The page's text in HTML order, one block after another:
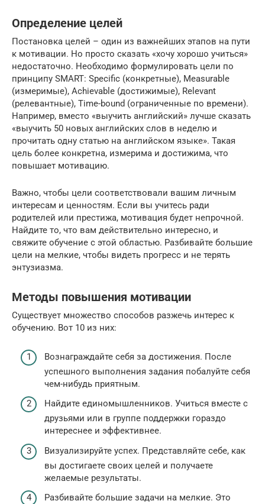
Определение целей
Постановка целей – один из важнейших этапов на пути
к мотивации. Но просто сказать «хочу хорошо учиться»
недостаточно. Необходимо формулировать цели по
принципу SMART: Specific (конкретные), Measurable
(измеримые), Achievable (достижимые), Relevant
(релевантные), Time-bound (ограниченные по времени).
Например, вместо «выучить английский» лучше сказать
«выучить 50 новых английских слов в неделю и
прочитать одну статью на английском языке». Такая
цель более конкретна, измерима и достижима, что
повышает мотивацию.
Важно, чтобы цели соответствовали вашим личным
интересам и ценностям. Если вы учитесь ради
родителей или престижа, мотивация будет непрочной.
Найдите то, что вам действительно интересно, и
свяжите обучение с этой областью. Разбивайте большие
цели на мелкие, чтобы видеть прогресс и не терять
энтузиазма.
Методы повышения мотивации
Существует множество способов разжечь интерес к
обучению. Вот 10 из них:
Вознаграждайте себя за достижения. После
успешного выполнения задания побалуйте себя
чем-нибудь приятным.
Найдите единомышленников. Учиться вместе с
друзьями или в группе поддержки гораздо
интереснее и эффективнее.
Визуализируйте успех. Представляйте себе, как
вы достигаете своих целей и получаете
желаемые результаты.
Разбивайте большие задачи на мелкие. Это